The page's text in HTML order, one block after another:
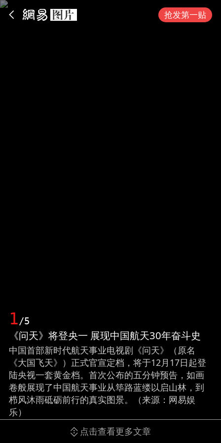
抢发第一贴
1/5
《问天》将登央一 展现中国航天30年奋斗史
中国首部新时代航天事业电视剧《问天》（原名
《大国飞天》）正式官宣定档，将于12月17日起登
陆央视一套黄金档。首次公布的五分钟预告，如画
卷般展现了中国航天事业从筚路蓝缕以启山林，到
栉风沐雨砥砺前行的真实图景。（来源：网易娱
乐）
点击查看更多文章
App内打开